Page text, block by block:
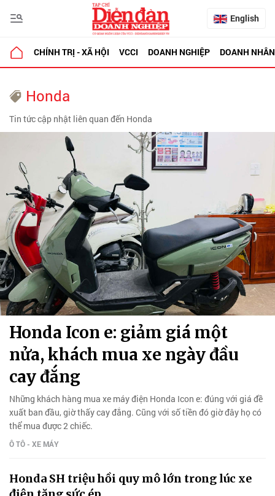
English
CHÍNH TRỊ - XÃ HỘI VCCI DOANH NGHIỆP DOANH NHÂN
Honda
Tin tức cập nhật liên quan đến Honda
Honda Icon e: giảm giá một
nửa, khách mua xe ngày đầu
cay đắng
Những khách hàng mua xe máy điện Honda Icon e: đúng với giá đề
xuất ban đầu, giờ thấy cay đắng. Cũng với số tiền đó giờ đây họ có
thể mua được 2 chiếc.
Ô TÔ - XE MÁY
Honda SH triệu hồi quy mô lớn trong lúc xe